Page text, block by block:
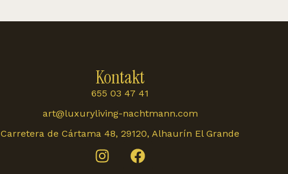
Kontakt
655 03 47 41
art@luxuryliving-nachtmann.com
Carretera de Cártama 48, 29120, Alhaurín El Grande